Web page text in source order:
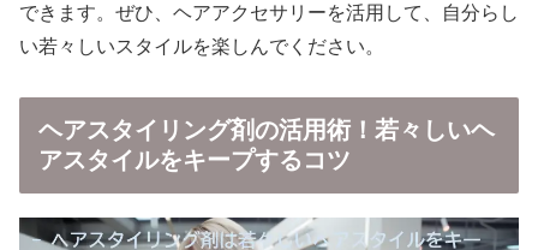
できます。ぜひ、ヘアアクセサリーを活用して、自分らし
い若々しいスタイルを楽しんでください。
ヘアスタイリング剤の活用術！若々しいヘ
アスタイルをキープするコツ